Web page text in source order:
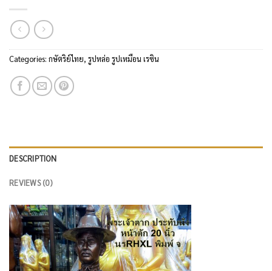
Categories: กษัตริย์ไทย, รูปหล่อ รูปเหมือน เรซิน
DESCRIPTION
REVIEWS (0)